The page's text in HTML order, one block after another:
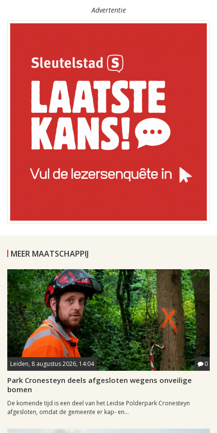
Advertentie
MEER MAATSCHAPPIJ
Leiden, 8 augustus 2026, 14:04 0
Park Cronesteyn deels afgesloten wegens onveilige
bomen
De komende tijd is een deel van het Leidse Polderpark Cronesteyn
afgesloten, omdat de gemeente er kap- en...